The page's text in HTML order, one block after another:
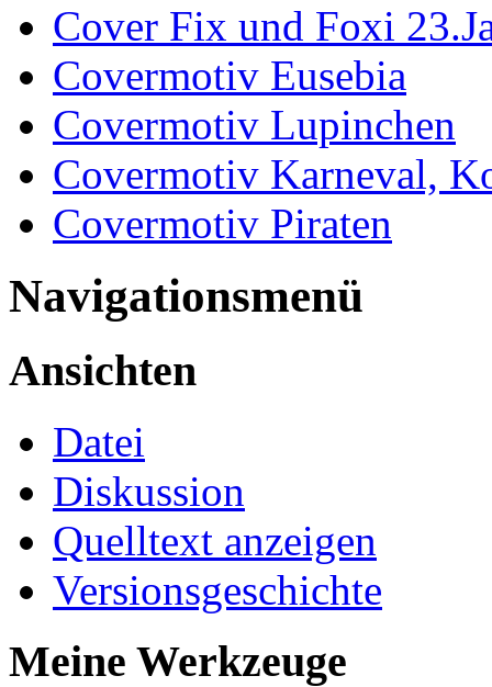
Cover Fix und Foxi
Covermotiv Eusebia
Covermotiv Lupinchen
Covermotiv Karneval,
Covermotiv Piraten
Navigationsmenü
Ansichten
Datei
Diskussion
Quelltext anzeigen
Versionsgeschichte
Meine Werkzeuge